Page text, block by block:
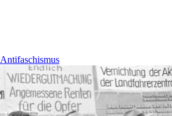
Antifaschismus